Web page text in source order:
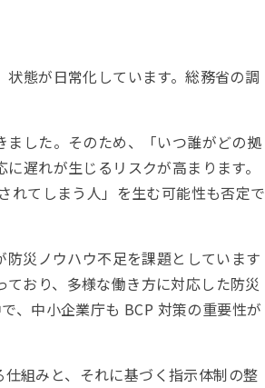
態が日常化しています。総務省の調
した。そのため、「いつ誰がどの拠
遅れが生じるリスクが高まります。
れてしまう人」を生む可能性も否定で
災ノウハウ不足を課題としています
おり、多様な働き方に対応した防災
、中小企業庁も BCP 対策の重要性が
組みと、それに基づく指示体制の整